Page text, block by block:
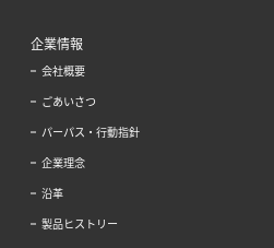
企業情報
会社概要
ごあいさつ
パーパス・行動指針
企業理念
沿革
製品ヒストリー